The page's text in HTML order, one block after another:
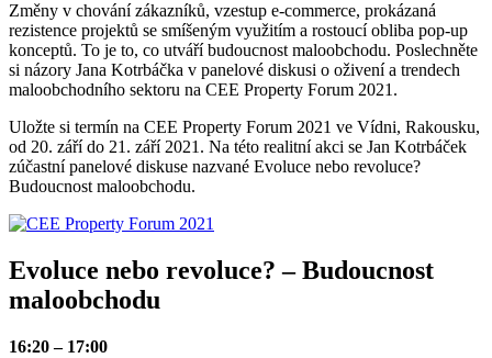
Změny v chování zákazníků, vzestup e-commerce, prokázaná
rezistence projektů se smíšeným využitím a rostoucí obliba pop-up
konceptů. To je to, co utváří budoucnost maloobchodu. Poslechněte
si názory Jana Kotrbáčka v panelové diskusi o oživení a trendech
maloobchodního sektoru na CEE Property Forum 2021.
Uložte si termín na CEE Property Forum 2021 ve Vídni, Rakousku,
od 20. září do 21. září 2021. Na této realitní akci se Jan Kotrbáček
zúčastní panelové diskuse nazvané Evoluce nebo revoluce?
Budoucnost maloobchodu.
Evoluce nebo revoluce? – Budoucnost
maloobchodu
16:20 – 17:00